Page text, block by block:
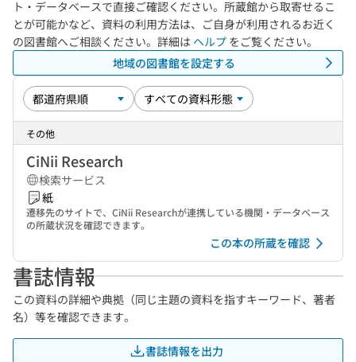
ト・データベースで直接ご確認ください。所蔵館から取寄せるこ
とが可能かなど、資料の利用方法は、ご自身が利用されるお近く
の図書館へご相談ください。詳細は ヘルプ をご覧ください。
地域の図書館を設定する
その他
CiNii Research
検索サービス
紙
遷移先のサイトで、CiNii Researchが連携している機関・データベース
の所蔵状況を確認できます。
この本の所蔵を確認
書誌情報
この資料の詳細や典拠（同じ主題の資料を指すキーワード、著者
名）等を確認できます。
書誌情報を出力